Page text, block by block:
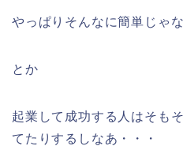
やっぱりそんなに簡単じゃ
とか
起業して成功する人はそも
てたりするしなあ・・・